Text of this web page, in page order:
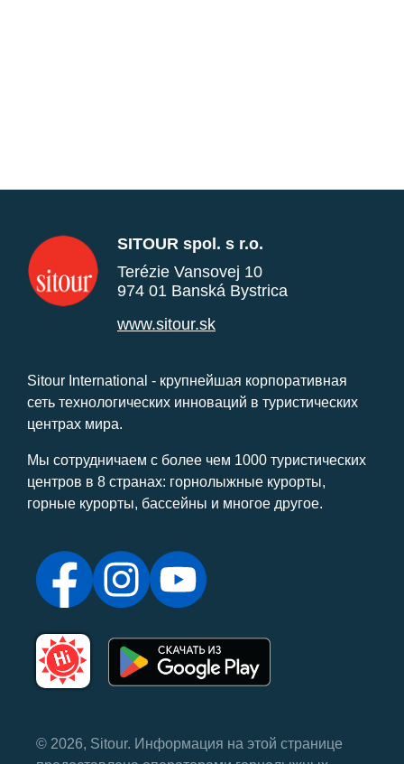
SITOUR spol. s r.o.
Terézie Vansovej 10
974 01 Banská Bystrica
www.sitour.sk
Sitour International - крупнейшая корпоративная
сеть технологических инноваций в туристических
центрах мира.
Мы сотрудничаем с более чем 1000 туристических
центров в 8 странах: горнолыжные курорты,
горные курорты, бассейны и многое другое.
© 2026, Sitour. Информация на этой странице